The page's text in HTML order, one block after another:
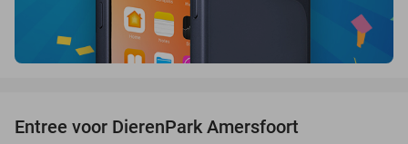
Entree voor DierenPark Amersfoort